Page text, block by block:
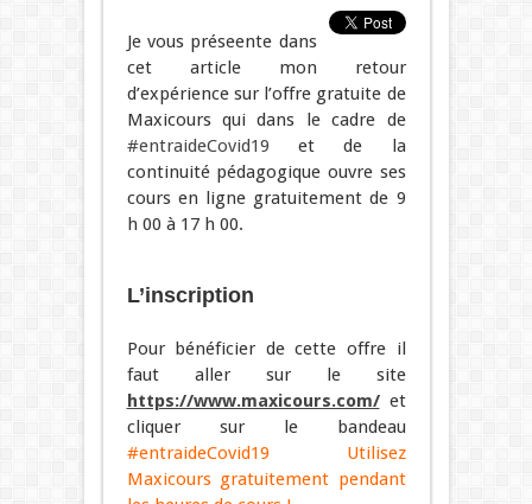
Je vous préseente dans
cet article mon retour
d’expérience sur l’offre gratuite de
Maxicours qui dans le cadre de
#entraideCovid19 et de la
continuité pédagogique ouvre ses
cours en ligne gratuitement de 9
h 00 à 17 h 00.
L’inscription
Pour bénéficier de cette offre il
faut aller sur le site
https://www.maxicours.com/et
cliquer sur le bandeau
#entraideCovid19 Utilisez
Maxicours gratuitement pendant